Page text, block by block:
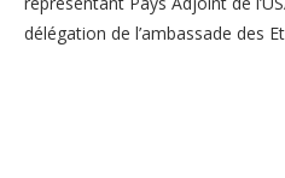
délégation de l’ambassade des